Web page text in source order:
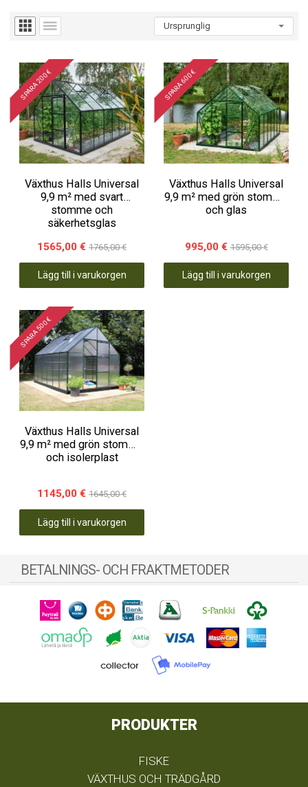
SPARA 200 €
Växthus Halls Universal
9,9 m² med svart
stomme och
säkerhetsglas
1565,00 € 1765,00 €
Lägg till i varukorgen
SPARA 600 €
Växthus Halls Universal
9,9 m² med grön stomme
och glas
995,00 € 1595,00 €
Lägg till i varukorgen
SPARA 500 €
Växthus Halls Universal
9,9 m² med grön stomme
och isolerplast
1145,00 € 1645,00 €
Lägg till i varukorgen
BETALNINGS- OCH FRAKTMETODER
PRODUKTER
FISKE
VÄXTHUS OCH TRÄDGÅRD